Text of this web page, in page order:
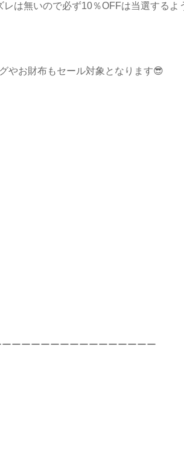
は無いので必ず10％OFFは当選するよ
やお財布もセール対象となります😎
ーーーーーーーーーーーーーーー